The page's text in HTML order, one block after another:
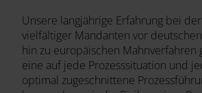
Unsere langjährige Erfahrung bei
vielfältiger Mandanten vor
hin zu europäischen Mahnverfahren
eine auf jede Prozesssituation und
optimal zugeschnittene